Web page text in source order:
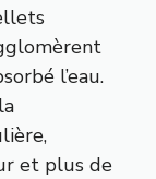
l’eau.
la
et plus de